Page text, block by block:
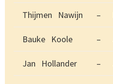
Thijmen Nawijn –
Bauke Koole –
Jan Hollander –